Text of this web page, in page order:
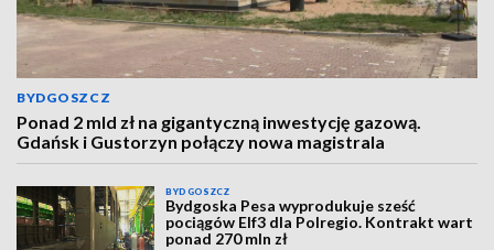
BYDGOSZCZ
Ponad 2 mld zł na gigantyczną inwestycję gazową.
Gdańsk i Gustorzyn połączy nowa magistrala
BYDGOSZCZ
Bydgoska Pesa wyprodukuje sześć
pociągów Elf3 dla Polregio. Kontrakt wart
ponad 270 mln zł